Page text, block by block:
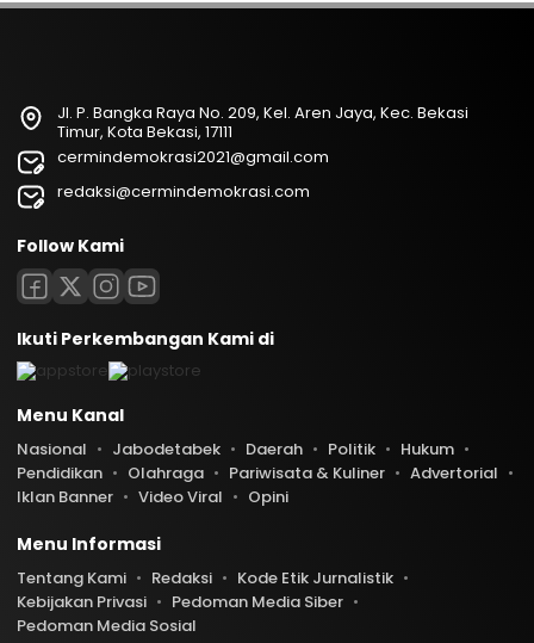
Jl. P. Bangka Raya No. 209, Kel. Aren Jaya, Kec. Bekasi
Timur, Kota Bekasi, 17111
cermindemokrasi2021@gmail.com
redaksi@cermindemokrasi.com
Follow Kami
Ikuti Perkembangan Kami di
Menu Kanal
Nasional Jabodetabek Daerah Politik
Hukum
Pendidikan
Olahraga Pariwisata & Kuliner
Advertorial
Iklan Banner
Video Viral Opini
Menu Informasi
Tentang Kami Redaksi
Kode Etik Jurnalistik
Kebijakan Privasi
Pedoman Media Siber
Pedoman Media Sosial